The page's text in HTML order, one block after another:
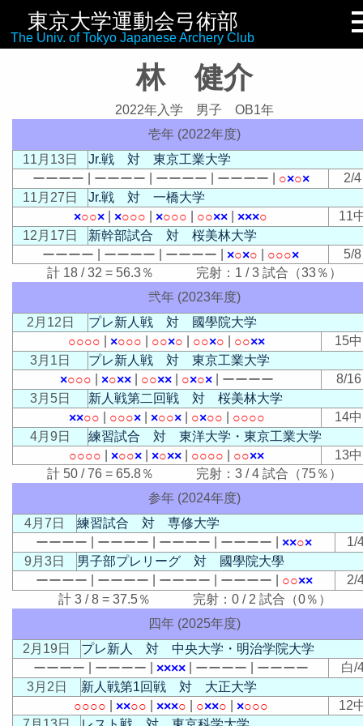
東京大学運動会弓術部
The Univ. of Tokyo Japanese Archery Club
リンク集
林 健介
2022年入学 男子 OB1年
壱年 (2022年度)
11月13日
Jr.戦 対 東京工業大学
ーーーー ーーーー ーーーー ーーーー ○×○×
2/4
11月27日
Jr.戦 対 一橋大学
×○○× |×○○○ |×○○○ ○○×× |×××○
11
12月17日
新幹部試合 対 桜美林大学
ーーーー ーーーー ーーーー |×○×○ ○○○×
5/8
計 18 / 32 = 56.3％ 完射：1 / 3 試合（33％）
弐年 (2023年度)
2月12日
プレ新人戦 対 國學院大学
○○○○ |×○○○ ○○×○ ○○×○ ○○××
15中
3月1日
プレ新人戦 対 東京工業大学
×○○○ ×○××| ○○××| ○×○×| ーーーー
8/16
3月5日
新人戦第二回戦 対 桜美林大学
××○○ ○○○×| ×○○×| ○×○○ ○○○○
14中
4月9日
練習試合 対 東洋大学・東京工業大学
○○○○ |×○○× |×○×× ○○○○ ○○××
13中
計 50 / 76 = 65.8％ 完射：3 / 4 試合（75％）
参年 (2024年度)
4月7日
練習試合 対 専修大学
ーーーー ーーーー ーーーー ーーーー |××○×
1/
9月3日
男子部プレリーグ 対 國學院大學
ーーーー ーーーー ーーーー ーーーー ○○××
2/
計 3 / 8 = 37.5％ 完射：0 / 2 試合（0％）
四年 (2025年度)
2月19日
プレ新人 対 中央大学・明治学院大学
ーーーー ーーーー ××××| ーーーー ーーーー
白/
3月2日
新人戦第1回戦 対 大正大学
○○○○ ××○○ ×××○ ○××○ ×○○○
12